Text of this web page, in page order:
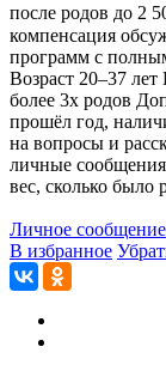
после родов до 2
компенсация
программ с
Возраст 20–37
более 3х родов
прошёл год,
на вопросы и
личные
вес, сколько было
Личное сообщение
В избранное